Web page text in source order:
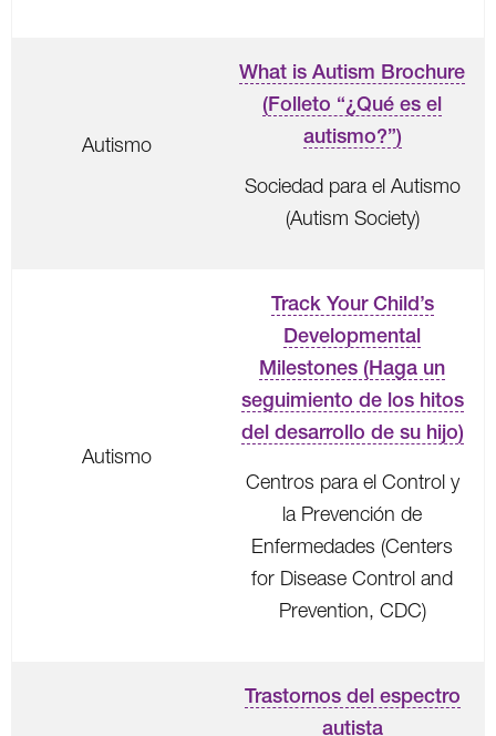
Autismo
What is Autism Brochure
(Folleto “¿Qué es el
autismo?”)
Sociedad para el Autismo
(Autism Society)
Autismo
Track Your Child’s
Developmental
Milestones (Haga un
seguimiento de los hitos
del desarrollo de su hijo)
Centros para el Control y
la Prevención de
Enfermedades (Centers
for Disease Control and
Prevention, CDC)
Trastornos del espectro
autista